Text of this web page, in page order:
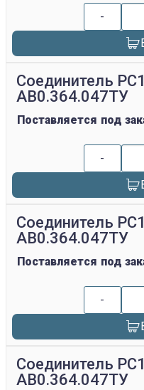
-
Соединитель
АВ0.364.047ТУ
Поставляется под
-
Соединитель
АВ0.364.047ТУ
Поставляется под
-
Соединитель
АВ0.364.047ТУ